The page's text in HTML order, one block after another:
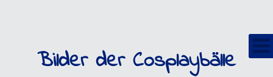
Bilder der Cosplaybälle